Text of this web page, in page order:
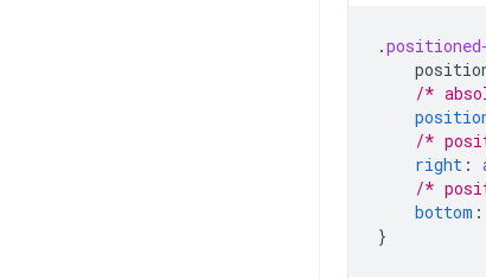
.
/*
/*
right :
/*
bottom :
}